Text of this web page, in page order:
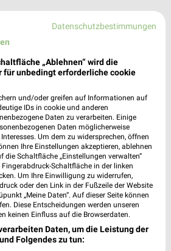
Straße 58
- 18:30 Uhr | Geschlossen
34
- 20:00 Uhr | Geschlossen
• Angebote: 1 Prospekt
Straße 22
Datenschutzbestimmungen
„Ablehnen“ wird die
für unbedingt erforderliche cookie
und/oder greifen auf Informationen auf
IDs in cookie und anderen
Daten zu verarbeiten. Einige
Daten möglicherweise
Um dem zu widersprechen, öffnen
Ihre Einstellungen akzeptieren, ablehnen
die Schaltfläche „Einstellungen verwalten“
Schaltfläche in der linken
Um Ihre Einwilligung zu widerrufen,
oder den Link in der Fußzeile der Website
„Meine Daten“. Auf dieser Seite können
Diese Entscheidungen werden unseren
keinen Einfluss auf die Browserdaten.
Daten, um die Leistung der
Folgendes zu tun: